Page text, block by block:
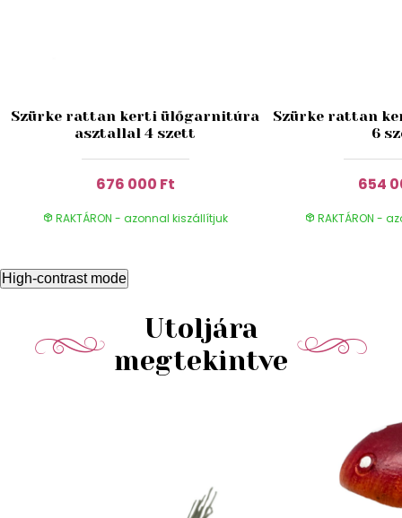
Szürke rattan kerti ülőgarnitúra
asztallal 4 szett
676 000 Ft
RAKTÁRON - azonnal kiszállítjuk
Szürke rattan
6
654
RAKTÁRON -
High-contrast mode
Utoljára
megtekintve